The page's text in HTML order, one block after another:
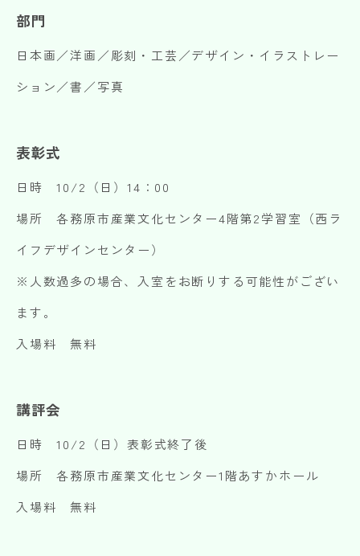
部門
日本画／洋画／彫刻・工芸／デザイン・イラストレー
ション／書／写真
表彰式
日時 10/2（日）14：00
場所 各務原市産業文化センター4階第2学習室（西ラ
イフデザインセンター）
※人数過多の場合、入室をお断りする可能性がござい
ます。
入場料 無料
講評会
日時 10/2（日）表彰式終了後
場所 各務原市産業文化センター1階あすかホール
入場料 無料